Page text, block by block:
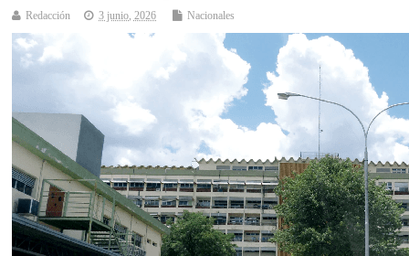
Redacción 3 junio, 2026 Nacionales